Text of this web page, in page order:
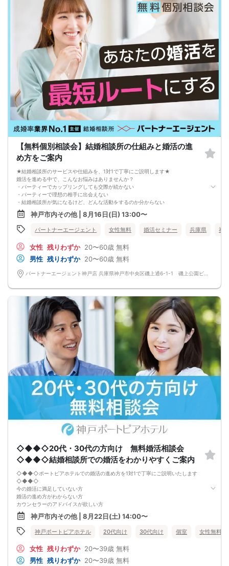
プロフィールカードを使用してお話ください。
気になる方にはアプローチカードを利用して連絡先を渡してみましょう！
※トークタイムは1回のみです。
・第一印象カード回収・返却
※お話しやすかった方のチェックはトークタイム中にお願い致します。
・リクエストカード記入
カップルを決める、最終投票カードです。
第一希望～第三希望までご記入頂けます。
・カップリング
カップルになられた方は、パーティー終了後
お二人でのお時間をお過ごしくださいませ。
※本イベントの最少催行人数は男女各3名です。
す。
その際は開始時刻の3時間前後にご連絡致します。
-------------------------------------------------------
当日の持ち物
・ご本人様確認書類（運転免許証・保険証など生年月日の記載がある公的な証明
書）を忘れずご持参ください。
※その他、各イベントの内容・注意事項の記載をご確認ください。
※クレジットカードなどはご本人様確認書類になりませんのでご注意ください。
・お飲み物
※アルコール飲料はお控えください。
婚活パーティー 街コン お見合いパーティー
【無料個別相談会】結婚相談所の仕組みと婚活の進
め方をご案内
★結婚相談所のサービスや仕組みを、1対1で丁寧にご説明します★
婚活を進める中で、こんなお悩みはありませんか？
・パーティーでカップリングしても交際が続かない
・パーティーで理想の相手に出会えない
・結婚相談所が気になるけど、どんな活動をするのか分からない
そんな方のために、結婚相談所のプロアドバイザーが「あなたに合った婚活の進
め方」や「活動の流れ」を、個別にご案内します。
本相談会では、
・結婚相談所の仕組み・料金・サポート内容のご説明
・他の婚活手段との違いのご案内
を行います。
※婚活パーティーやグループセミナーではありません。
※婚活を真剣に考えている方向けの内容です。
「1年以内に結婚を目指したい」「効率よく婚活したい」とお考えの方におすすめ
△注意事項△
※本相談会は、結婚相談所サービスのご説明と婚活相談を目的とした個別面談形式
です。
※カップリングやマッチングを行うイベントではありません。
※オミカレでのご予約には本人確認が必要です。
神戸市内その他 | 8月16日(日) 13:00〜
パートナーエージェント 女性無料 婚活セミナー 兵庫県 神
女性 残りわずか 20〜60歳 無料
男性 残りわずか 20〜60歳 無料
◇◆◆◇20代・30代の方向け 無料婚活相談会
◇◆◆◇結婚相談所での婚活をわかりやすくご案内
◇◆◆◇ポートピアホテルでの婚活の進め方を1対1で丁寧にご説明いたします
◇◆◆◇
今の婚活に満足していない方
婚活の進め方がわからない方
カウンセラーのアドバイスが欲しい方
真剣に婚活をしている方、これからしたい方でしたらどなたでもお申込みいただ
けます。
２０２６年８月末まで婚活応援キャンペーン実施中！
※婚活パーティーや集団セミナーではありません。
※婚活を真剣に考えている方向けの内容です。
神戸市内その他 | 8月22日(土) 14:00〜
神戸ポートピアホテル 20代向け 30代向け 個室 女性無料
女性 残りわずか 20〜39歳 無料
男性 残りわずか 20〜39歳 無料